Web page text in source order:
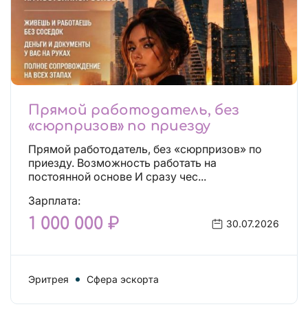
Прямой работодатель, без
«сюрпризов» по приезду
Прямой работодатель, без «сюрпризов» по
приезду. Возможность работать на
постоянной основе И сразу чес...
Зарплата:
1 000 000 ₽ 30.07.2026
Эритрея Сфера эскорта